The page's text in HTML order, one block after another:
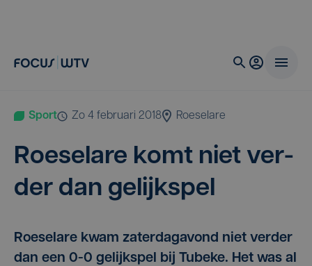
Sport zo 4 februari 2018 Roeselare
Roe­se­la­re komt niet ver­
der dan gelijkspel
Roeselare kwam zaterdagavond niet verder
dan een 0-0 gelijkspel bij Tubeke. Het was al